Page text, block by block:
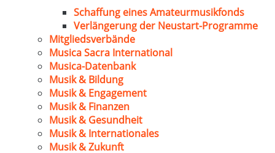
Schaffung eines Amateurmusikfonds
Verlängerung der Neustart-Programme
Mitgliedsverbände
Musica Sacra International
Musica-Datenbank
Musik & Bildung
Musik & Engagement
Musik & Finanzen
Musik & Gesundheit
Musik & Internationales
Musik & Zukunft